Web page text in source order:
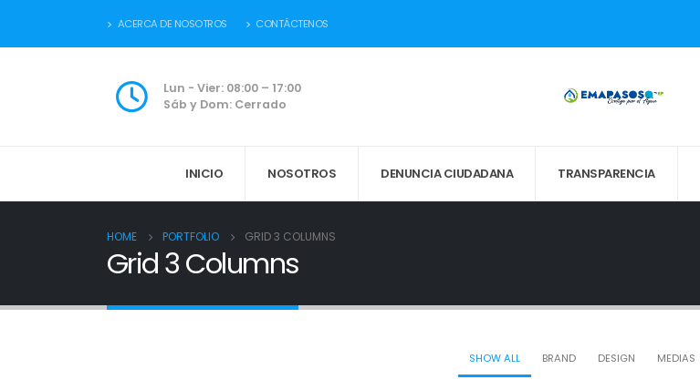
ACERCA DE NOSOTROS CONTÁCTENOS
Lun - Vier: 08:00 – 17:00
Sáb y Dom: Cerrado
INICIO NOSOTROS DENUNCIA CIUDADANA TRANSPARENCIA
HOME PORTFOLIO GRID 3 COLUMNS
Grid 3 Columns
SHOW ALL BRAND DESIGN MEDIAS